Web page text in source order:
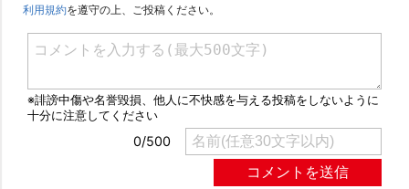
利用規約を遵守の上、ご投稿ください。